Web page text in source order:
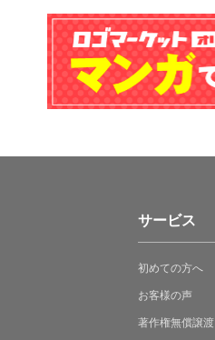
サービス
初めての方へ
お客様の声
著作権無償譲渡